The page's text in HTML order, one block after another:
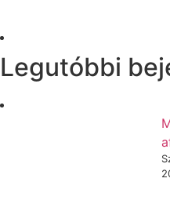
Legutóbbi